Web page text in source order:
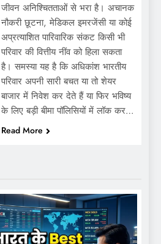
जीवन अनिश्चितताओं से भरा है। अचानक
नौकरी छूटना, मेडिकल इमरजेंसी या कोई
अप्रत्याशित पारिवारिक संकट किसी भी
परिवार की वित्तीय नींव को हिला सकता
है। समस्या यह है कि अधिकांश भारतीय
परिवार अपनी सारी बचत या तो शेयर
बाजार में निवेश कर देते हैं या फिर भविष्य
के लिए बड़ी बीमा पॉलिसियों में लॉक कर…
Read More